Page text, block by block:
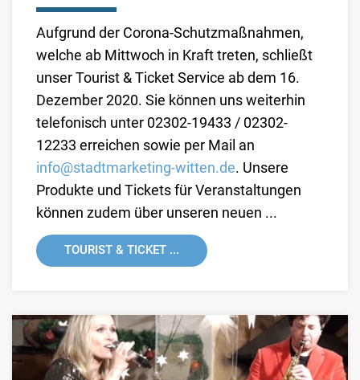
Aufgrund der Corona-Schutzmaßnahmen,
welche ab Mittwoch in Kraft treten, schließt
unser Tourist & Ticket Service ab dem 16.
Dezember 2020. Sie können uns weiterhin
telefonisch unter 02302-19433 / 02302-
12233 erreichen sowie per Mail an
info@stadtmarketing-witten.de. Unsere
Produkte und Tickets für Veranstaltungen
können zudem über unseren neuen ...
TOURIST & TICKET ...